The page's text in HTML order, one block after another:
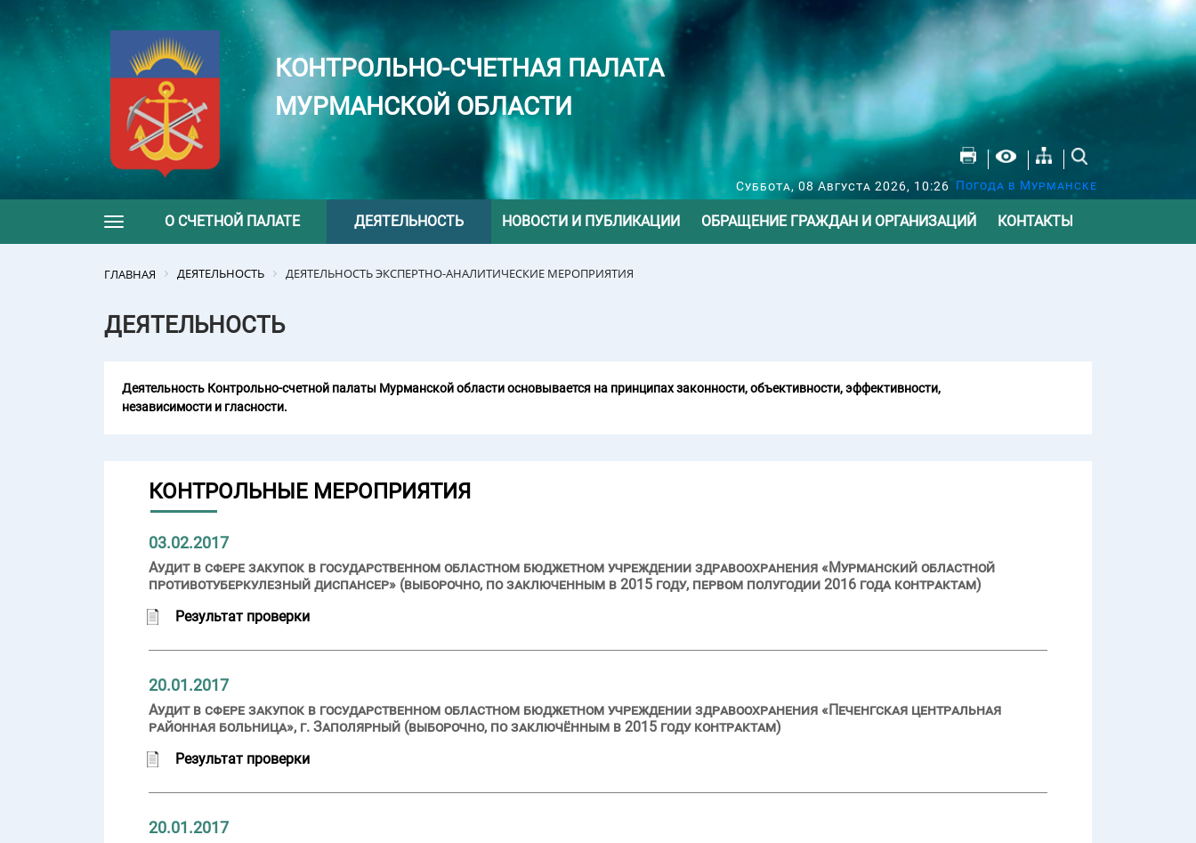
КОНТРОЛЬНО-СЧЕТНАЯ ПАЛАТА
МУРМАНСКОЙ ОБЛАСТИ
Суббота, 08 Августа 2026, 10:26 Погода в Мурманске
Toggle navigation
О СЧЕТНОЙ ПАЛАТЕ ДЕЯТЕЛЬНОСТЬ НОВОСТИ И ПУБЛИКАЦИИ ОБРАЩЕНИЕ ГРАЖДАН И ОРГАНИЗАЦИЙ КОНТАКТЫ
ГЛАВНАЯ ДЕЯТЕЛЬНОСТЬ ДЕЯТЕЛЬНОСТЬ ЭКСПЕРТНО-АНАЛИТИЧЕСКИЕ МЕРОПРИЯТИЯ
ДЕЯТЕЛЬНОСТЬ
Деятельность Контрольно-счетной палаты Мурманской области основывается на принципах законности, объективности, эффективности,
независимости и гласности.
КОНТРОЛЬНЫЕ МЕРОПРИЯТИЯ
03.02.2017
Аудит в сфере закупок в государственном областном бюджетном учреждении здравоохранения «Мурманский областной
противотуберкулезный диспансер» (выборочно, по заключенным в 2015 году, первом полугодии 2016 года контрактам)
Результат проверки
20.01.2017
Аудит в сфере закупок в государственном областном бюджетном учреждении здравоохранения «Печенгская центральная
районная больница», г. Заполярный (выборочно, по заключённым в 2015 году контрактам)
Результат проверки
20.01.2017